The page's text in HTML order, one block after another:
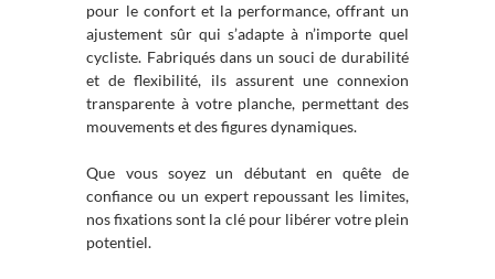
pour le confort et la performance, offrant un
ajustement sûr qui s’adapte à n’importe quel
cycliste. Fabriqués dans un souci de durabilité
et de flexibilité, ils assurent une connexion
transparente à votre planche, permettant des
mouvements et des figures dynamiques.
Que vous soyez un débutant en quête de
confiance ou un expert repoussant les limites,
nos fixations sont la clé pour libérer votre plein
potentiel.